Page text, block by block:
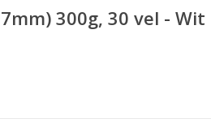
300g, 30 vel - Wit